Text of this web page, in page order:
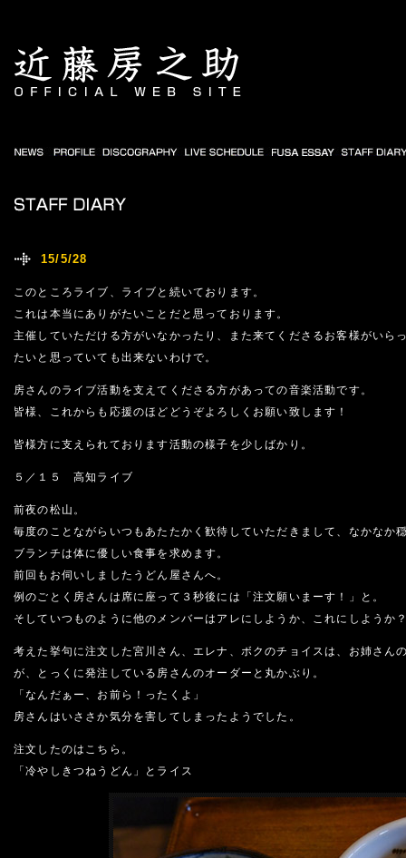
15/5/28
このところライブ、ライブと続いております。
これは本当にありがたいことだと思っております。
主催していただける方がいなかったり、また来てくださるお客様がいら
たいと思っていても出来ないわけで。
房さんのライブ活動を支えてくださる方があっての音楽活動です。
皆様、これからも応援のほどどうぞよろしくお願い致します！
皆様方に支えられております活動の様子を少しばかり。
５／１５ 高知ライブ
前夜の松山。
毎度のことながらいつもあたたかく歓待していただきまして、なかなか
ブランチは体に優しい食事を求めます。
前回もお伺いしましたうどん屋さんへ。
例のごとく房さんは席に座って３秒後には「注文願いまーす！」と。
そしていつものように他のメンバーはアレにしようか、これにしようか
考えた挙句に注文した宮川さん、エレナ、ボクのチョイスは、お姉さん
が、とっくに発注している房さんのオーダーと丸かぶり。
「なんだぁー、お前ら！ったくよ」
房さんはいささか気分を害してしまったようでした。
注文したのはこちら。
「冷やしきつねうどん」とライス